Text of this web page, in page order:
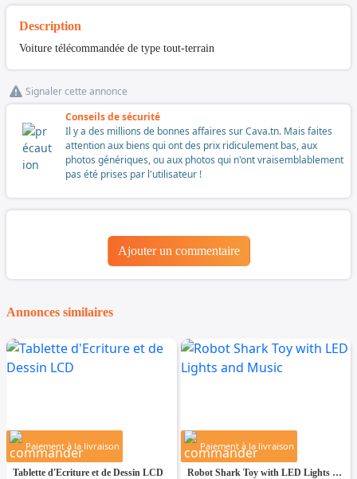
Description
Voiture télécommandée de type tout-terrain
Signaler cette annonce
Conseils de sécurité
Il y a des millions de bonnes affaires sur Cava.tn. Mais faites
attention aux biens qui ont des prix ridiculement bas, aux
photos génériques, ou aux photos qui n'ont vraisemblablement
pas été prises par l'utilisateur !
Ajouter un commentaire
Annonces similaires
Paiement à la livraison
Tablette d'Ecriture et de Dessin LCD
Paiement à la livraison
Robot Shark Toy with LED Lights and Music